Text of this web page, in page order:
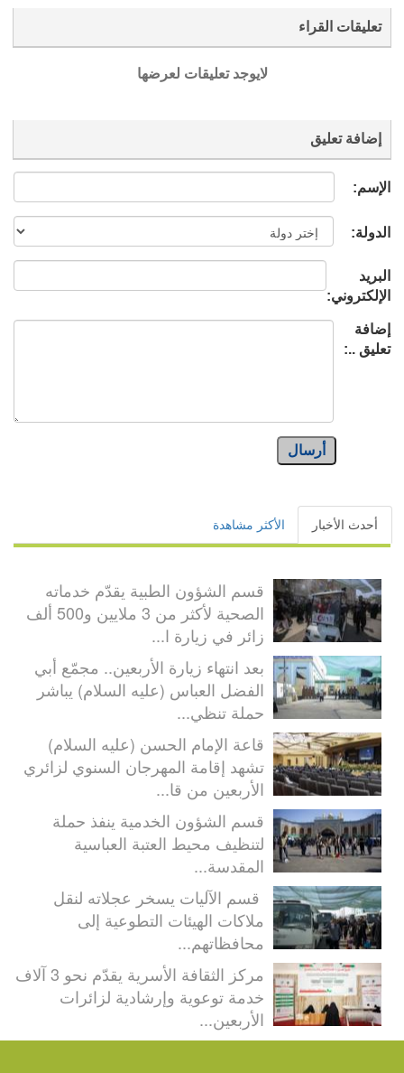
تعليقات القراء
لايوجد تعليقات لعرضها
إضافة تعليق
الإسم:
الدولة:
البريد
الإلكتروني:
إضافة
تعليق ..:
أرسال
أحدث الأخبار الأكثر مشاهدة
قسم الشؤون الطبية يقدّم خدماته
الصحية لأكثر من 3 ملايين و500 ألف
زائر في زيارة ا...
بعد انتهاء زيارة الأربعين.. مجمّع أبي
الفضل العباس (عليه السلام) يباشر
حملة تنظي...
قاعة الإمام الحسن (عليه السلام)
تشهد إقامة المهرجان السنوي لزائري
الأربعين من قا...
قسم الشؤون الخدمية ينفذ حملة
لتنظيف محيط العتبة العباسية
المقدسة...
قسم الآليات يسخر عجلاته لنقل
ملاكات الهيئات التطوعية إلى
محافظاتهم...
مركز الثقافة الأسرية يقدّم نحو 3 آلاف
خدمة توعوية وإرشادية لزائرات
الأربعين...